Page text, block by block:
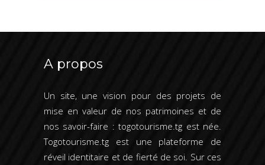
A propos
Un site, une vision pour des projets de
mise en valeur de nos patrimoines et de
nos savoir-faire : togotourisme.tg est née.
Togotourisme.tg est une plateforme de
réveil identitaire et de fierté de soi. Sur ces